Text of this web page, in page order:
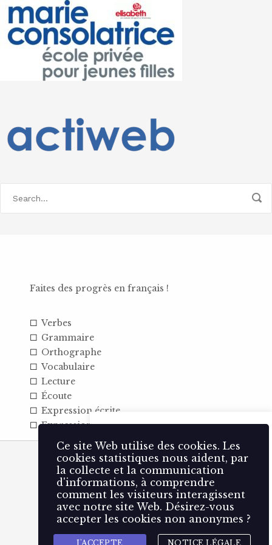
Faites des progrès en français !
Verbes
Grammaire
Orthographe
Vocabulaire
Lecture
Écoute
Expression écrite
Expression orale
cookies. Les cookies statistiques
nous aident, par la collecte et la
communication d'informations,
à comprendre comment les
visiteurs interagissent avec
notre site Web.
Accepter Rejeter
Ce site Web utilise des cookies. Les
cookies statistiques nous aident, par
la collecte et la communication
d'informations, à comprendre
comment les visiteurs interagissent
avec notre site Web. Désirez-vous
accepter les cookies non anonymes ?
J'ACCEPTE NOTICE LÉGALE